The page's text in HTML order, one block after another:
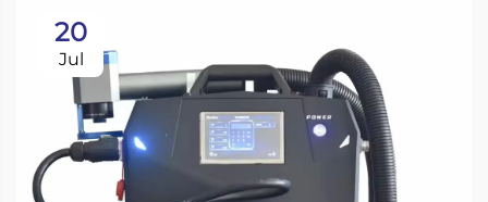
20
Jul